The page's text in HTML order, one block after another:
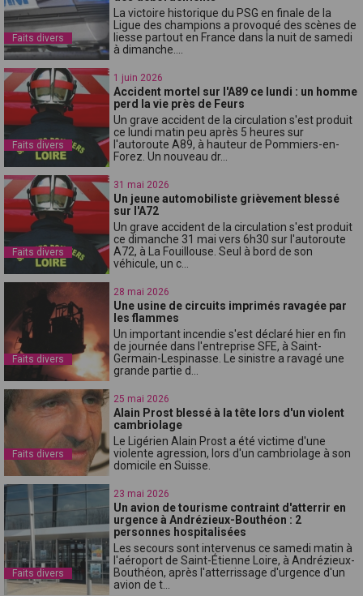
Faits divers
La victoire historique du PSG en finale de la
Ligue des champions a provoqué des scènes de
liesse partout en France dans la nuit de samedi
à dimanche....
Faits divers
1 juin 2026
Accident mortel sur l'A89 ce lundi : un homme
perd la vie près de Feurs
Un grave accident de la circulation s'est produit
ce lundi matin peu après 5 heures sur
l'autoroute A89, à hauteur de Pommiers-en-
Forez. Un nouveau dr...
Faits divers
31 mai 2026
Un jeune automobiliste grièvement blessé
sur l'A72
Un grave accident de la circulation s'est produit
ce dimanche 31 mai vers 6h30 sur l'autoroute
A72, à La Fouillouse. Seul à bord de son
véhicule, un c...
Faits divers
28 mai 2026
Une usine de circuits imprimés ravagée par
les flammes
Un important incendie s'est déclaré hier en fin
de journée dans l'entreprise SFE, à Saint-
Germain-Lespinasse. Le sinistre a ravagé une
grande partie d...
Faits divers
25 mai 2026
Alain Prost blessé à la tête lors d'un violent
cambriolage
Le Ligérien Alain Prost a été victime d'une
violente agression, lors d'un cambriolage à son
domicile en Suisse.
Faits divers
23 mai 2026
Un avion de tourisme contraint d'atterrir en
urgence à Andrézieux-Bouthéon : 2
personnes hospitalisées
Les secours sont intervenus ce samedi matin à
l'aéroport de Saint-Étienne Loire, à Andrézieux-
Bouthéon, après l'atterrissage d'urgence d'un
avion de t...